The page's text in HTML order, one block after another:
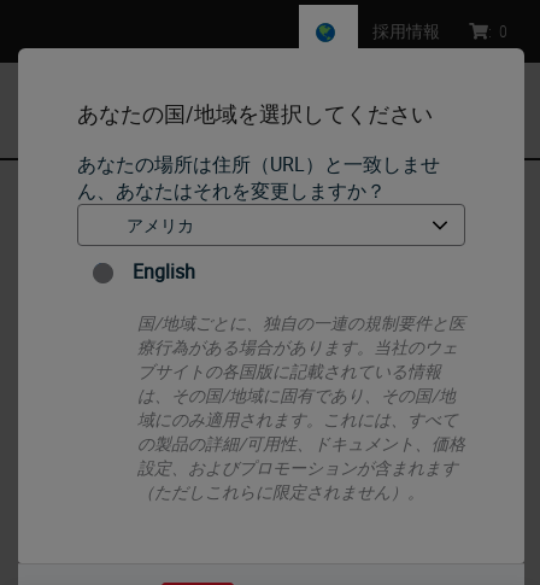
あなたの国/地域を選択してください
あなたの場所は住所（URL）と一致しませ
ん、あなたはそれを変更しますか？
English
国/地域ごとに、独自の一連の規制要件と医
療行為がある場合があります。当社のウェ
ブサイトの各国版に記載されている情報
は、その国/地域に固有であり、その国/地
域にのみ適用されます。これには、すべて
の製品の詳細/可用性、ドキュメント、価格
設定、およびプロモーションが含まれます
（ただしこれらに限定されません）。
採用情報 : 0
IHC & ISH • ISH Probes - Molecular Pathology
BOND Kappa Probe